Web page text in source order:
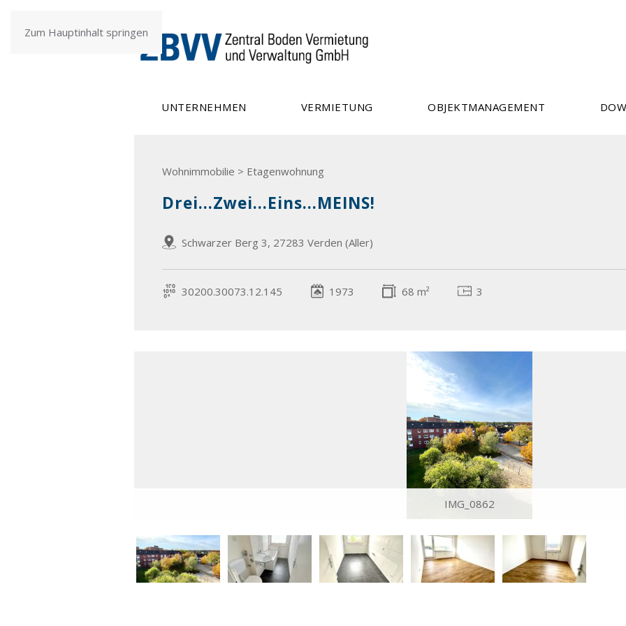
Zum Hauptinhalt springen
UNTERNEHMEN VERMIETUNG OBJEKTMANAGEMENT
Wohnimmobilie > Etagenwohnung
Drei...Zwei...Eins...MEINS!
Schwarzer Berg 3, 27283 Verden (Aller)
30200.30073.12.145 1973 68 m² 3
IMG_0862